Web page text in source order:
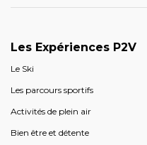
Les Expériences P2V
Le Ski
Les parcours sportifs
Activités de plein air
Bien être et détente